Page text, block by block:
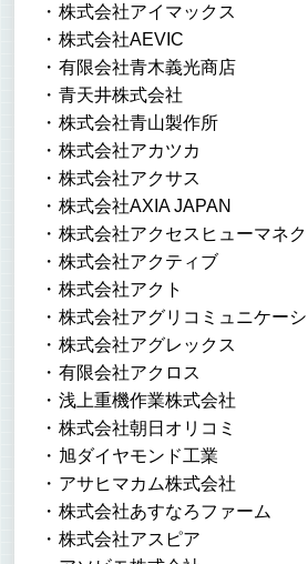
株式会社アイマックス
株式会社AEVIC
有限会社青木義光商店
青天井株式会社
株式会社青山製作所
株式会社アカツカ
株式会社アクサス
株式会社AXIA JAPAN
株式会社アクセスヒューマネク
株式会社アクティブ
株式会社アクト
株式会社アグリコミュニケー
株式会社アグレックス
有限会社アクロス
浅上重機作業株式会社
株式会社朝日オリコミ
旭ダイヤモンド工業
アサヒマカム株式会社
株式会社あすなろファーム
株式会社アスピア